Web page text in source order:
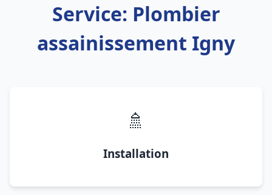
Service: Plombier
assainissement Igny
🚿
Installation